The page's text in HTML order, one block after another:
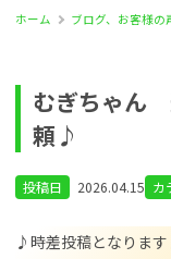
ホーム ブログ、お客様の
むぎちゃん
頼♪
投稿日 2026.04.15 カ
♪時差投稿となりま